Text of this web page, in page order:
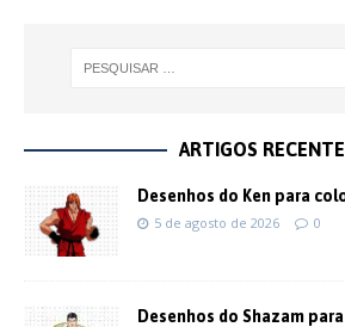
ARTIGOS
Desenhos do Ken para
5 de agosto de 2026 0
Desenhos do Shazam